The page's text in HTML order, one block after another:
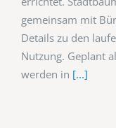
gemeinsam mit
Details zu den
Nutzung. Geplant
werden in [...]